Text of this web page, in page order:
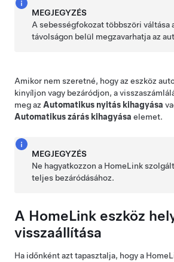
MEGJEGYZÉS
A sebességfokozat többszöri váltása
távolságon belül megzavarhatja az
Amikor nem szeretné, hogy az eszköz
kinyíljon vagy bezáródjon, a
meg az Automatikus nyitás kihagyása
Automatikus zárás kihagyása elemet.
MEGJEGYZÉS
Ne hagyatkozzon a HomeLink
teljes bezáródásához.
A HomeLink eszköz
visszaállítása
Ha időnként azt tapasztalja, hogy a